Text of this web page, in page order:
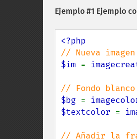
Ejemplo #1 Ejemplo
$im =
$bg =
$textcolor =